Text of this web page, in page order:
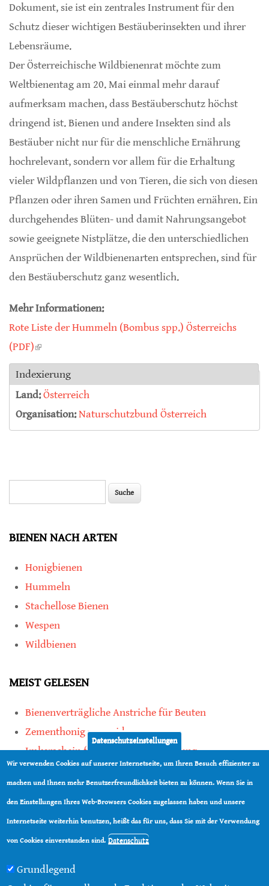
Dokument, sie ist ein zentrales Instrument für den
Schutz dieser wichtigen Bestäuberinsekten und ihrer
Lebensräume.
Der Österreichische Wildbienenrat möchte zum
Weltbienentag am 20. Mai einmal mehr darauf
aufmerksam machen, dass Bestäuberschutz höchst
dringend ist. Bienen und andere Insekten sind als
Bestäuber nicht nur für die menschliche Ernährung
hochrelevant, sondern vor allem für die Erhaltung
vieler Wildpflanzen und von Tieren, die sich von diesen
Pflanzen oder ihren Samen und Früchten ernähren. Ein
durchgehendes Blüten- und damit Nahrungsangebot
sowie geeignete Nistplätze, die den unterschiedlichen
Ansprüchen der Wildbienenarten entsprechen, sind für
den Bestäuberschutz ganz wesentlich.
Mehr Informationen:
Rote Liste der Hummeln (Bombus spp.) Österreichs
(PDF)(link is external)
Indexierung
Land:Österreich
Organisation:Naturschutzbund Österreich
BIENEN NACH ARTEN
Honigbienen
Hummeln
Stachellose Bienen
Wespen
Wildbienen
MEIST GELESEN
Bienenverträgliche Anstriche für Beuten
Zementhonig vermeiden
Imkerschein für Honigbienen-Haltung
Kauf von Mittelwänden ist Vertrauenssache
teilen
Datenschutzeinstellungen
Wir verwenden Cookies auf unserer Internetseite, um Ihren Besuch effizienter zu
machen und Ihnen mehr Benutzerfreundlichkeit bieten zu können. Wenn Sie in
den Einstellungen Ihres Web-Browsers Cookies zugelassen haben und unsere
Internetseite weiterhin benutzen, heißt das für uns, dass Sie mit der Verwendung
von Cookies einverstanden sind. Datenschutz
Grundlegend